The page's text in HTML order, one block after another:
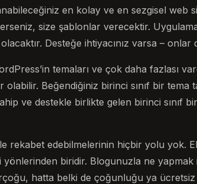
en kolay ve en sezgisel web
size şablonlar verecektir.
Desteğe ihtiyacınız varsa – onlar
temaları ve çok daha fazlası
Beğendiğiniz birinci sınıf bir tema
ve destekle birlikte gelen birinci sınıf
rekabet edebilmelerinin hiçbir yolu yok.
biridir. Blogunuzla ne yapmak
hatta belki de çoğunluğu ya